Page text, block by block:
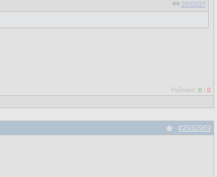
2932027
Рейтинг: 0 / 0
#2932969